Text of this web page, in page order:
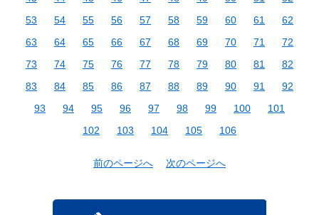
53
54 55 56 57 58 59 60 61
62
63
64 65 66 67 68 69 70 71
72
73
74 75 76 77 78 79 80 81
82
83
84 85 86 87 88 89 90 91
92
93
94 95 96 97 98 99 100
101
102
103 104 105 106
前のページへ 次のページへ